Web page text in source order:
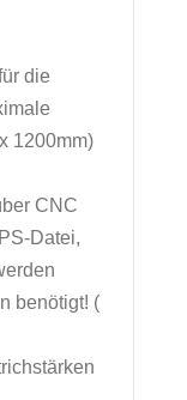
die
1200mm)
CNC
Datei,
benötigt! (